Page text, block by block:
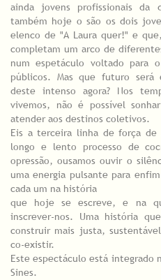
ainda jovens profissionais da
também hoje o são os dois
elenco de "A Laura quer!" e
completam um arco de
num espetáculo voltado
públicos. Mas que futuro será
deste intenso agora? Nos
vivemos, não é possível
atender aos destinos coletivos.
Eis a terceira linha de força
longo e lento processo de
opressão, ousamos ouvir o
uma energia pulsante para
cada um na história
que hoje se escreve, e na
inscrever-nos. Uma história
construir mais justa,
co-existir.
Este espectáculo está integrado
Sines.